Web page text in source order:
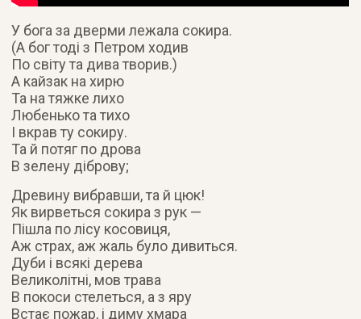
У бога за дверми лежала сокира.
(А бог тоді з Петром ходив
По світу та дива творив.)
А кайзак на хирю
Та на тяжке лихо
Любенько та тихо
І вкрав ту сокиру.
Та й потяг по дрова
В зелену діброву;
Древину вибравши, та й цюк!
Як вирветься сокира з рук —
Пішла по лісу косовиця,
Аж страх, аж жаль було дивиться.
Дуби і всякі дерева
Великолітні, мов трава
В покоси стелеться, а з яру
Встає пожар, і диму хмара